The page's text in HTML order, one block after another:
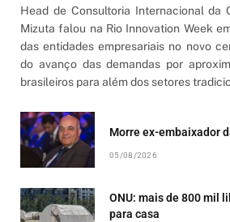
Head de Consultoria Internacional da
Mizuta falou na Rio Innovation Week
das entidades empresariais no novo
do avanço das demandas por
brasileiros para além dos setores
Morre ex-embaixador
05/08/2026
ONU: mais de 800 mil
para casa